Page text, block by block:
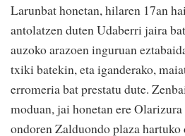
Larunbat honetan, hilaren 17an
antolatzen duten Udaberri jaira
auzoko arazoen inguruan
txiki batekin, eta iganderako,
erromeria bat prestatu dute.
moduan, jai honetan ere
ondoren Zalduondo plaza hartuko